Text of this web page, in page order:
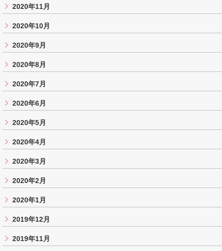
2020年11月
2020年10月
2020年9月
2020年8月
2020年7月
2020年6月
2020年5月
2020年4月
2020年3月
2020年2月
2020年1月
2019年12月
2019年11月